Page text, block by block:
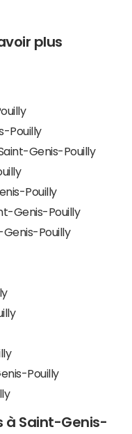
plus
Pouilly
Genis-Pouilly
Pouilly
Genis-Pouilly
Pouilly
Pouilly
à Saint-Genis-